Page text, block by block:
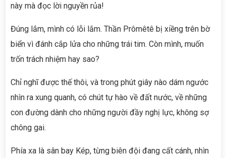
này mà đọc lời nguyền rủa!
Đúng lắm, mình có lỗi lắm. Thần Prômêtê bị xiềng trên bờ
biển vì đánh cắp lửa cho những trái tim. Còn mình, muốn
trốn trách nhiệm hay sao?
Chỉ nghĩ được thế thôi, và trong phút giây nào dám ngước
nhìn ra xung quanh, có chút tự hào về đất nước, về những
con đường dành cho những người đầy nghị lực, không sợ
chông gai.
Phía xa là sân bay Kép, từng biên đội đang cất cánh, nhìn